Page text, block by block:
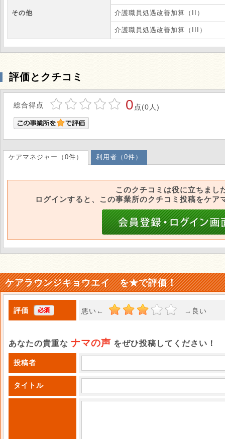
その他 介護職員処遇改善加算（II）
介護職員処遇改善加算（III）
評価とクチコミ
総合得点 0 点(0人)
ケアマネジャー（0件） 利用者（0件）
このクチコミは役に立ちまし
ログインすると、この事業所のクチコミ投稿をケア
ケアラウンジキョウエイ を★で評価！
評価 悪い← →良い ★
あなたの貴重な ナマの声 をぜひ投稿してください！
投稿者
タイトル